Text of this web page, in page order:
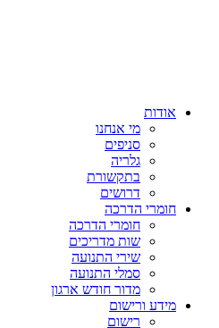
אודות
מי אנחנו
סניפים
גלריה
בתקשורת
דרושים
חומרי הדרכה
חומרי הדרכה
שות מדריכים
שירי התנועה
סמלי התנועה
מדור חודש ארגון
מידע ורישום
רישום